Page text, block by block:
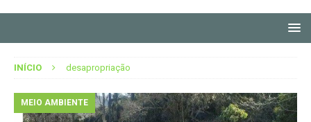
INÍCIO desapropriação
MEIO AMBIENTE